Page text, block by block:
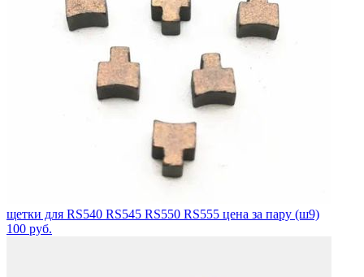
щетки для RS540 RS545 RS550 RS555 цена за пару (ш9)
100 руб.